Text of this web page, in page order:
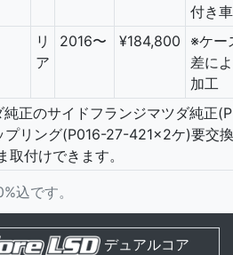
付き
リ
ア
2016〜 ¥184,800
※ケー
差に
加工
正のサイドフランジマツダ純正
リング(P016-27-421×2ケ)要交
付けできます。
込です。
デュアルコア